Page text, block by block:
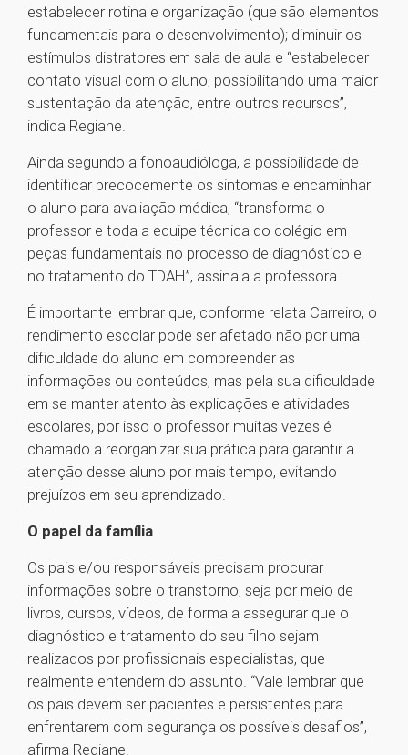
estabelecer rotina e organização (que são elementos
fundamentais para o desenvolvimento); diminuir os
estímulos distratores em sala de aula e “estabelecer
contato visual com o aluno, possibilitando uma maior
sustentação da atenção, entre outros recursos”,
indica Regiane.
Ainda segundo a fonoaudióloga, a possibilidade de
identificar precocemente os sintomas e encaminhar
o aluno para avaliação médica, “transforma o
professor e toda a equipe técnica do colégio em
peças fundamentais no processo de diagnóstico e
no tratamento do TDAH”, assinala a professora.
É importante lembrar que, conforme relata Carreiro, o
rendimento escolar pode ser afetado não por uma
dificuldade do aluno em compreender as
informações ou conteúdos, mas pela sua dificuldade
em se manter atento às explicações e atividades
escolares, por isso o professor muitas vezes é
chamado a reorganizar sua prática para garantir a
atenção desse aluno por mais tempo, evitando
prejuízos em seu aprendizado.
O papel da família
Os pais e/ou responsáveis precisam procurar
informações sobre o transtorno, seja por meio de
livros, cursos, vídeos, de forma a assegurar que o
diagnóstico e tratamento do seu filho sejam
realizados por profissionais especialistas, que
realmente entendem do assunto. “Vale lembrar que
os pais devem ser pacientes e persistentes para
enfrentarem com segurança os possíveis desafios”,
afirma Regiane.